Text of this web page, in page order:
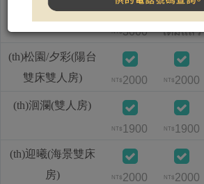
(th)天藍四人房
(th)松園/夕彩(陽台
雙床雙人房)
(th)洄瀾(雙人房)
(th)迎曦(海景雙床
房)
NT$3000 เต็มแล้ว
NT$ 2000 NT$ 2000
NT$ 1900 NT$ 1900
NT$ 2000 NT$ 2000